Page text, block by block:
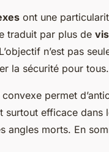
ont une
traduit par plus de
n’est pas
la sécurité pour tous.
permet
surtout efficace
angles morts. En